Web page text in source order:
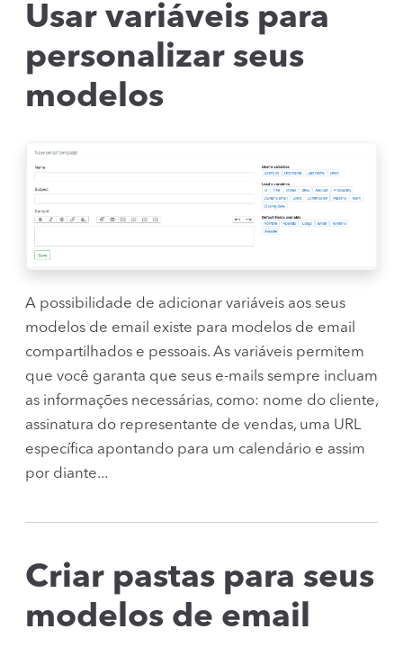
Usar variáveis ​​para
personalizar seus
modelos
A possibilidade de adicionar variáveis ​​aos seus
modelos de email existe para modelos de email
compartilhados e pessoais. As variáveis ​​permitem
que você garanta que seus e-mails sempre incluam
as informações necessárias, como: nome do cliente,
assinatura do representante de vendas, uma URL
específica apontando para um calendário e assim
por diante...
Criar pastas para seus
modelos de email